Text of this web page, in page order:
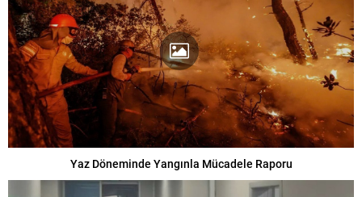
Yaz Döneminde Yangınla Mücadele Raporu